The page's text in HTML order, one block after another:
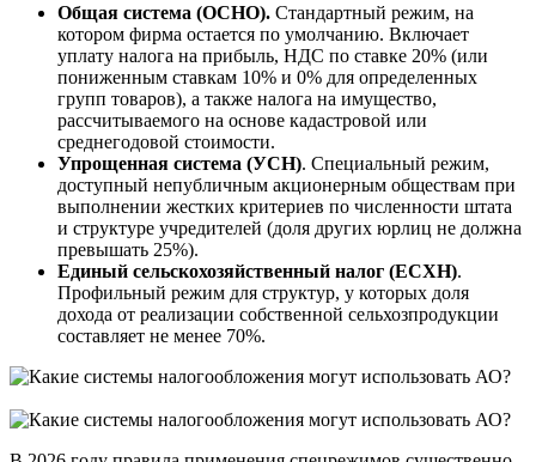
Общая система (ОСНО). Стандартный режим, на
котором фирма остается по умолчанию. Включает
уплату налога на прибыль, НДС по ставке 20% (или
пониженным ставкам 10% и 0% для определенных
групп товаров), а также налога на имущество,
рассчитываемого на основе кадастровой или
среднегодовой стоимости.
Упрощенная система (УСН). Специальный режим,
доступный непубличным акционерным обществам при
выполнении жестких критериев по численности штата
и структуре учредителей (доля других юрлиц не должна
превышать 25%).
Единый сельскохозяйственный налог (ЕСХН).
Профильный режим для структур, у которых доля
дохода от реализации собственной сельхозпродукции
составляет не менее 70%.